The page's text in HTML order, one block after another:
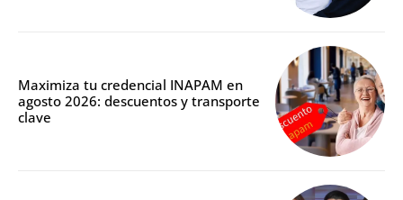
Maximiza tu credencial INAPAM en
agosto 2026: descuentos y transporte
clave